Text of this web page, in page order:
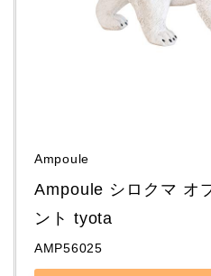
Ampoule
Ampoule シロクマ オ
ント tyota
AMP56025